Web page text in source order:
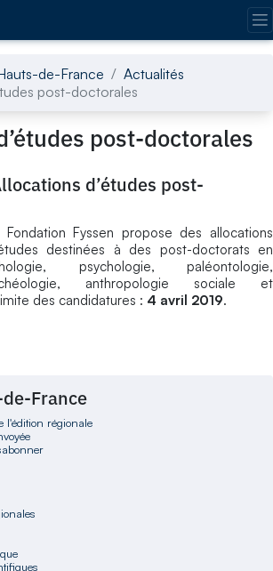
de-France
Actualités
post-doctorales
post-doctorales
d’études post-
Fondation Fyssen propose des allocations
destinées à des post-doctorats en
psychologie, paléontologie,
anthropologie sociale et
des candidatures : 4 avril 2019.
France
l'édition régionale